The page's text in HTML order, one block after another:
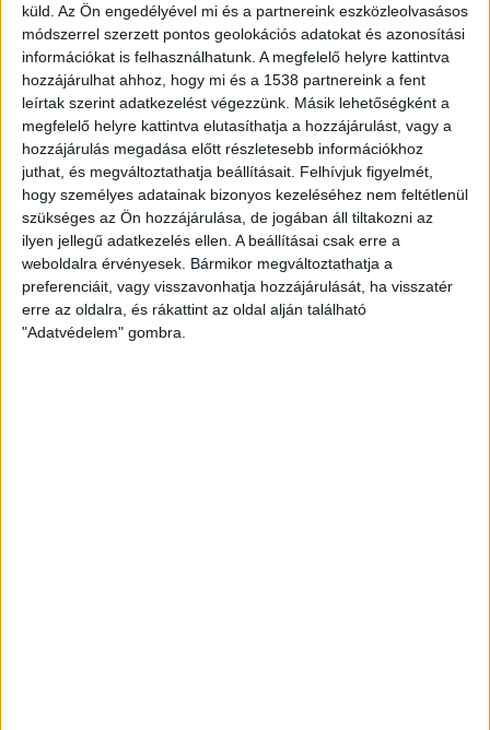
küld. Az Ön engedélyével mi és a partnereink eszközleolvasásos
módszerrel szerzett pontos geolokációs adatokat és azonosítási
információkat is felhasználhatunk. A megfelelő helyre kattintva
hozzájárulhat ahhoz, hogy mi és a 1538 partnereink a fent
leírtak szerint adatkezelést végezzünk. Másik lehetőségként a
megfelelő helyre kattintva elutasíthatja a hozzájárulást, vagy a
hozzájárulás megadása előtt részletesebb információkhoz
juthat, és megváltoztathatja beállításait. Felhívjuk figyelmét,
hogy személyes adatainak bizonyos kezeléséhez nem feltétlenül
szükséges az Ön hozzájárulása, de jogában áll tiltakozni az
ilyen jellegű adatkezelés ellen. A beállításai csak erre a
weboldalra érvényesek. Bármikor megváltoztathatja a
preferenciáit, vagy visszavonhatja hozzájárulását, ha visszatér
erre az oldalra, és rákattint az oldal alján található
"Adatvédelem" gombra.
Kilencmillió alatt indul a legolcsóbb elektromos
Volkswagen